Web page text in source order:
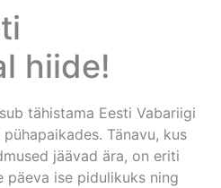
hiide!
tähistama Eesti Vabariigi
Tänavu, kus
jäävad ära, on eriti
päeva ise pidulikuks ning